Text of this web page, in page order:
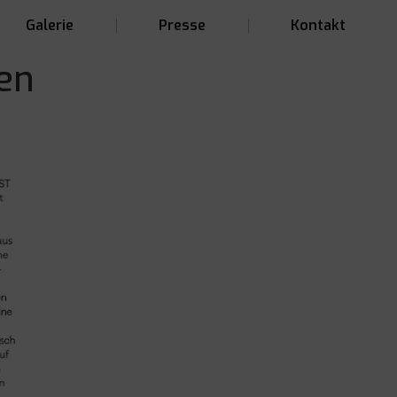
Galerie Presse Kontakt